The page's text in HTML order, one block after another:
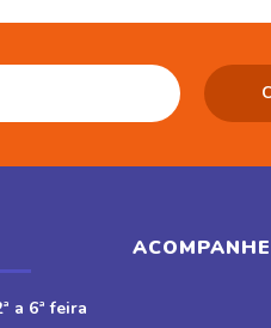
a 6ª feira